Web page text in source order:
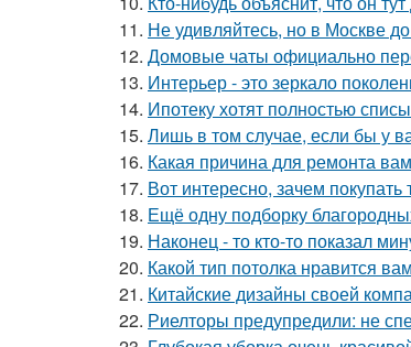
11. Не удивляйтесь, но в Москве
12. Домовые чаты официально
13. Интерьер - это зеркало
14. Ипотеку хотят полностью
15. Лишь в том случае, если бы у
16. Какая причина для ремонта
17. Вот интересно, зачем
18. Ещё одну подборку
19. Наконец - то кто-то показал
20. Какой тип потолка нравится
21. Китайские дизайны своей
22. Риелторы предупредили: не